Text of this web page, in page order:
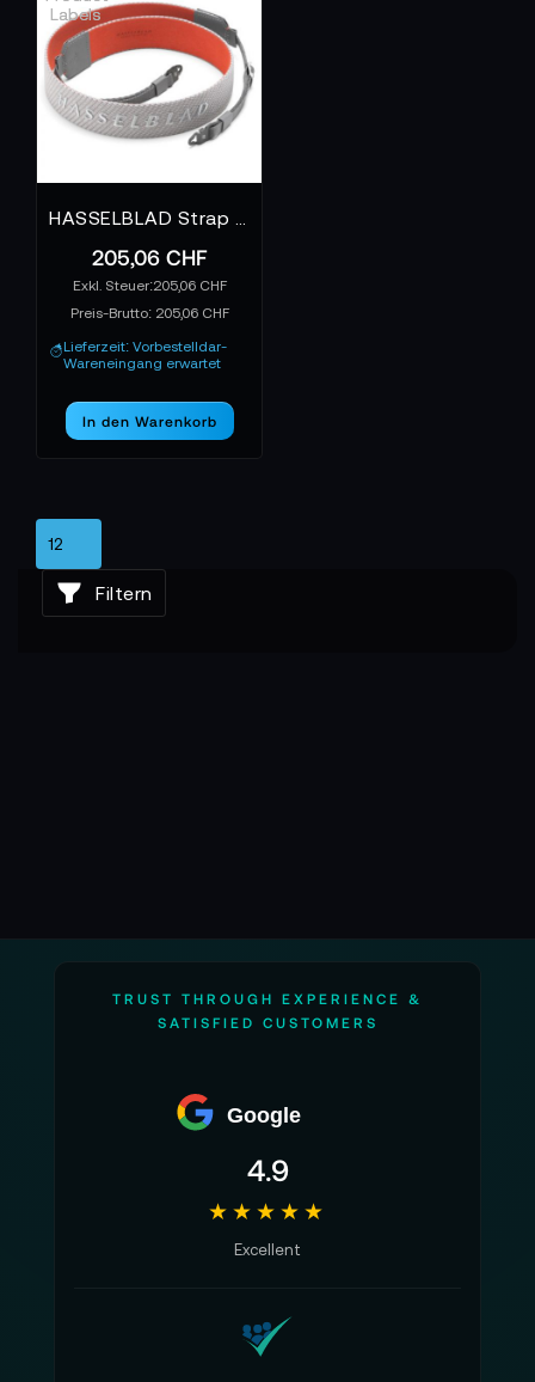
205,06 CHF
205,06 CHF
Preis-Brutto: 205,06 CHF
Lieferzeit: Vorbestelldar-
Wareneingang erwartet
In den Warenkorb
Filtern
TRUST THROUGH EXPERIENCE &
SATISFIED CUSTOMERS
Google
4.9
★★★★★
Excellent